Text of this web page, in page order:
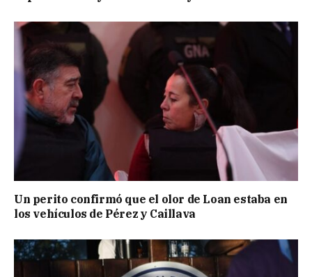
Un perito confirmó que el olor de Loan estaba en
los vehículos de Pérez y Caillava